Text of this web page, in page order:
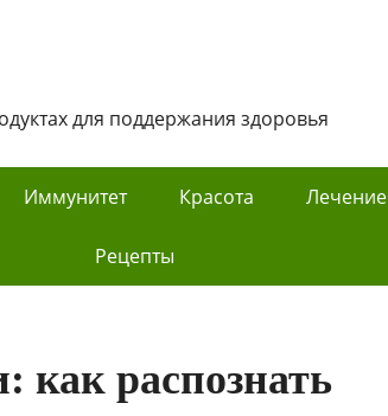
для поддержания здоровья
Иммунитет Красота Лечение
Рецепты
как распознать